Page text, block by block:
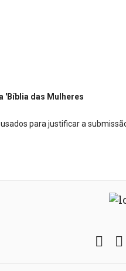
'Bíblia das Mulheres
para justificar a